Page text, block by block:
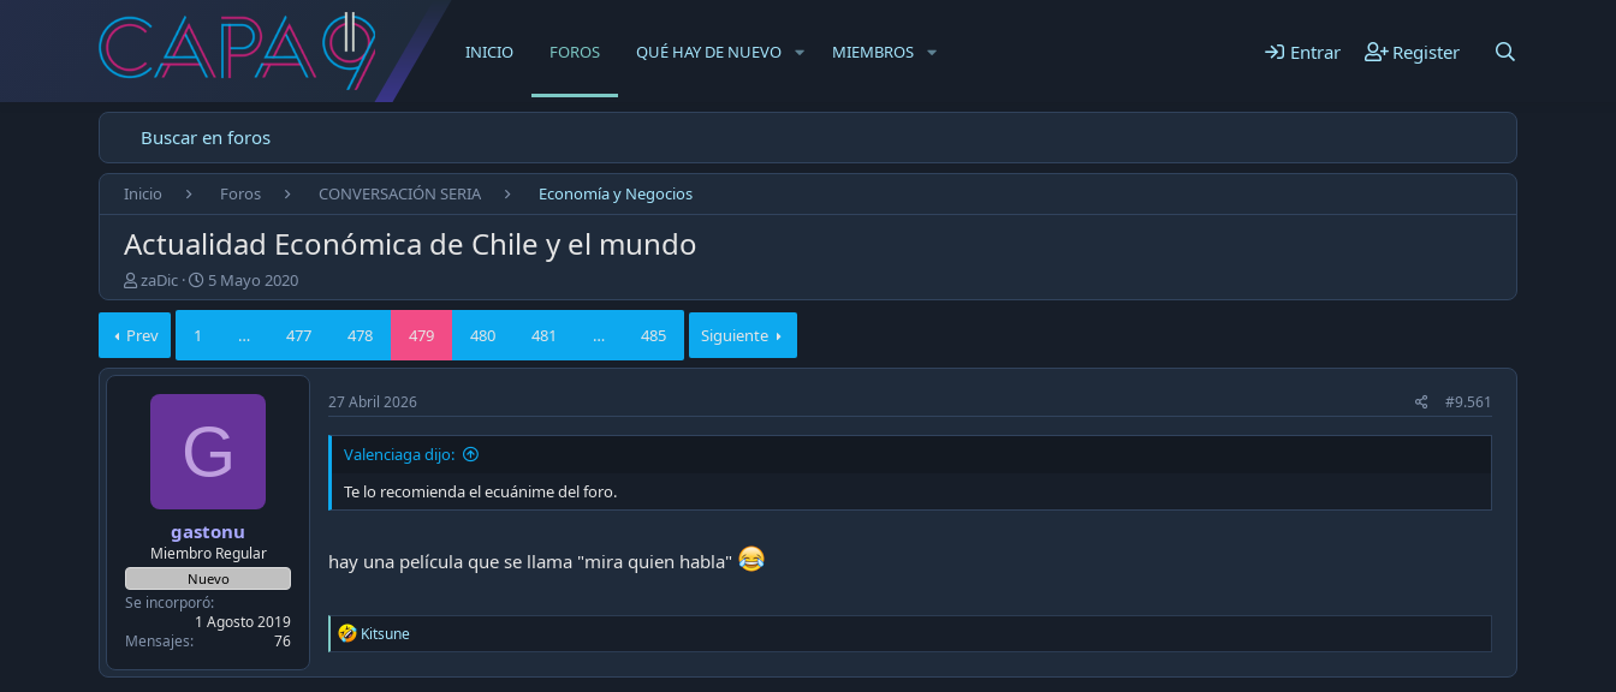
INICIO FOROS QUÉ HAY DE NUEVO MIEMBROS Entrar Register
Buscar en foros
Inicio Foros CONVERSACIÓN SERIA Economía y Negocios
Actualidad Económica de Chile y el mundo
E
m
e
z
zaDic
F
e
a
p
u
b
i
c
a
c
i
ó
5 Mayo 2020
Prev 1 … 477 478 479 480 481 … 485 Siguiente
G
gastonu
Miembro Regular
Nuevo
Se incorporó
1 Agosto 2019
Mensajes
76
27 Abril 2026 #9.561
Valenciaga dijo:
Te lo recomienda el ecuánime del foro.
hay una película que se llama "mira quien habla"
R
e
Kitsune